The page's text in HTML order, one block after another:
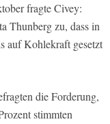
fragte Civey:
Thunberg zu, dass in
auf Kohlekraft gesetzt
die Forderung,
stimmten